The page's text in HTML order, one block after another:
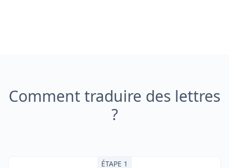
Comment traduire des lettres
?
ÉTAPE 1